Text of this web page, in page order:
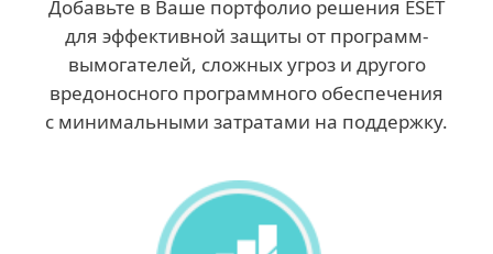
Добавьте в Ваше портфолио решения ESET
для эффективной защиты от программ-
вымогателей, сложных угроз и другого
вредоносного программного обеспечения
с минимальными затратами на поддержку.